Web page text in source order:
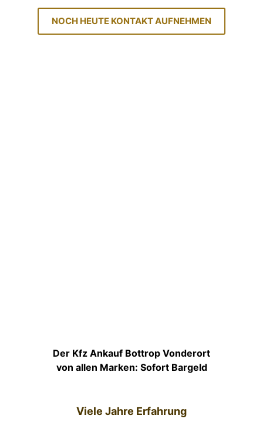
NOCH HEUTE KONTAKT AUFNEHMEN
Der Kfz Ankauf Bottrop Vonderort
von allen Marken: Sofort Bargeld
Viele Jahre Erfahrung